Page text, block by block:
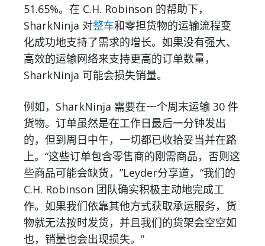
51.65%。在 C.H. Robinson 的帮助下，
SharkNinja 对整车和零担货物的运输流程变
化成功地支持了需求的增长。如果没有强大、
高效的运输网络来支持更高的订单数量，
SharkNinja 可能会损失销量。
例如，SharkNinja 需要在一个周末运输 30 件
货物。订单虽然是在工作日最后一分钟发出
的，但到周日中午，一切都已收拾妥当并在路
上。“这些订单包含零售商的刚需商品，否则这
些商品可能会缺货，”Leyder分享道，“我们的
C.H. Robinson 团队确实积极主动地完成工
作。如果我们依靠其他方式获取承运服务，货
物就无法按时发货，并且我们的货架会空空如
也，销量也会出现损失。”